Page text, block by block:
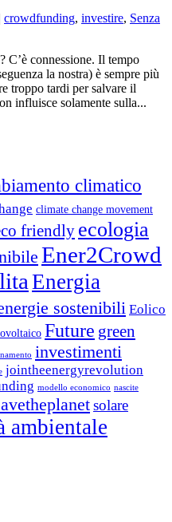
crowdfunding, investire, Senza
C’è connessione. Il tempo
la nostra) è sempre più
troppo tardi per salvare il
influisce solamente sulla...
climatico
climate change movement
friendly ecologia
Ener2Crowd
Energia
sostenibili Eolico
Future green
investimenti
jointheenergyrevolution
modello economico nascite
solare
ambientale